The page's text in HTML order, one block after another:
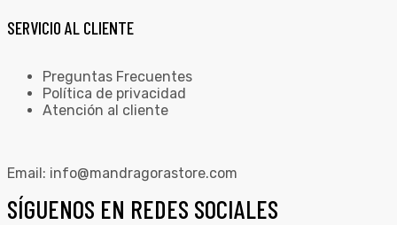
SERVICIO AL CLIENTE
Preguntas Frecuentes
Política de privacidad
Atención al cliente
Email: info@mandragorastore.com
SÍGUENOS EN REDES SOCIALES